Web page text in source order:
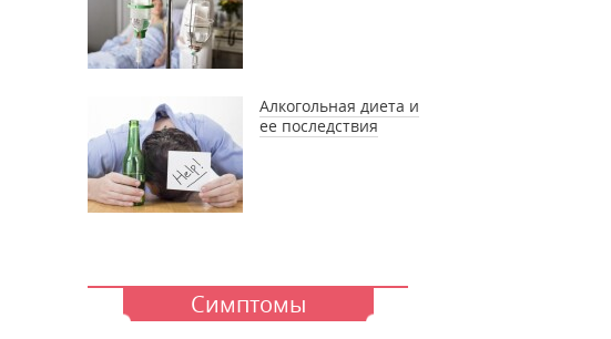
Алкогольная диета и
ее последствия
Симптомы